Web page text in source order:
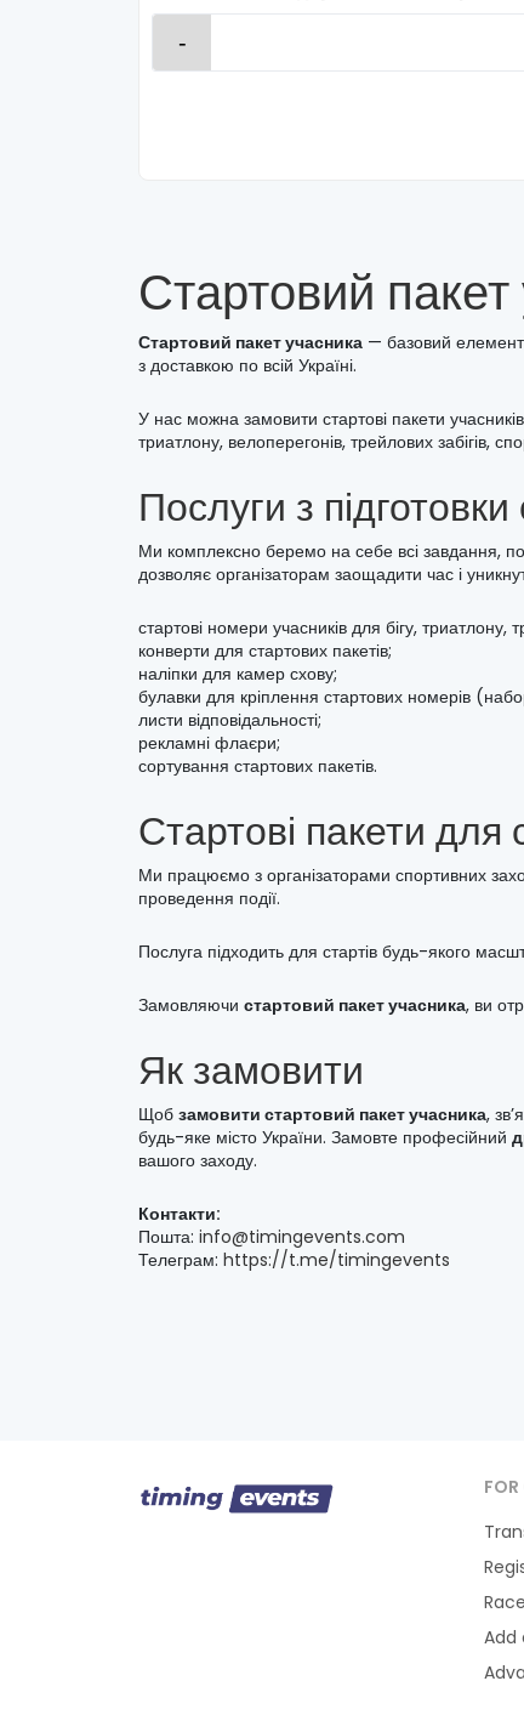
Стартовий
Стартовий пакет учасника — базовий елемент
з доставкою по всій Україні.
У нас можна замовити стартові пакети
триатлону, велоперегонів, трейлових забігів,
Послуги з
Ми комплексно беремо на себе всі завдання,
дозволяє організаторам заощадити час і
стартові номери учасників для бігу, триатлону,
конверти для стартових пакетів;
наліпки для камер схову;
булавки для кріплення стартових номерів
листи відповідальності;
рекламні флаєри;
сортування стартових пакетів.
Стартові пакети для
Ми працюємо з організаторами спортивних
проведення події.
Послуга підходить для стартів будь-якого
Замовляючи стартовий пакет учасника, ви
Як замовити
Щоб замовити стартовий пакет учасника,
будь-яке місто України. Замовте професійний
вашого заходу.
Контакти:
Пошта: info@timingevents.com
Телеграм: https://t.me/timingevents
FOR
Add